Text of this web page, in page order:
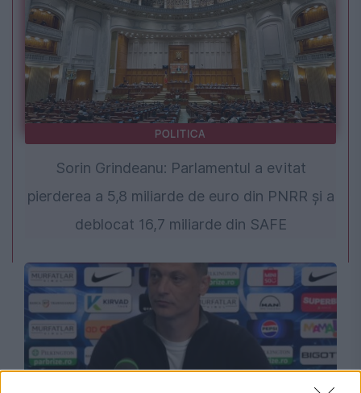
POLITICA
Sorin Grindeanu: Parlamentul a evitat
pierderea a 5,8 miliarde de euro din PNRR și a
deblocat 16,7 miliarde din SAFE